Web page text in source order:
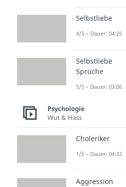
Selbstliebe
4/5 – Dauer: 04:25
Selbstliebe
Sprüche
5/5 – Dauer: 03:06
Psychologie
Wut & Hass
Choleriker
1/5 – Dauer: 04:32
Aggression